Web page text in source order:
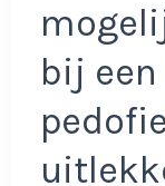
bij